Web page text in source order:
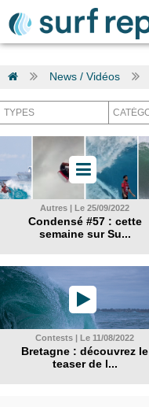
News / Vidéos
Autres | Le 25/09/2022
Condensé #57 : cette
semaine sur Su...
Contests | Le 11/08/2022
Bretagne : découvrez le
teaser de l...